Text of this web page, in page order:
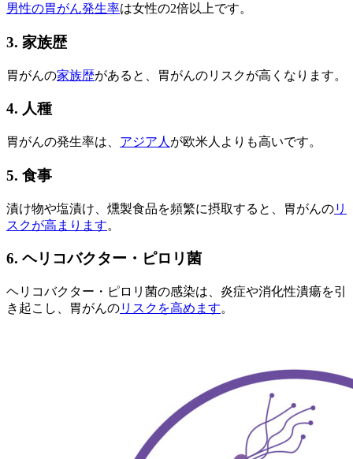
男性の胃がん発生率は女性の2倍以上です。
3. 家族歴
胃がんの家族歴があると、胃がんのリスクが高くなります。
4. 人種
胃がんの発生率は、 アジア人 が欧米人よりも高いです。
5. 食事
漬け物や塩漬け、燻製食品を頻繁に摂取すると、胃がんのリ
スクが高まります。
6. ヘリコバクター・ピロリ菌
ヘリコバクター・ピロリ菌の感染は、炎症や消化性潰瘍を引
き起こし、胃がんのリスクを高めます。